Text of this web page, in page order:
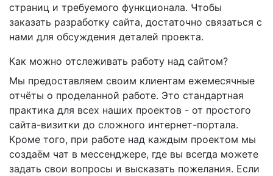
страниц и требуемого функционала. Чтобы
заказать разработку сайта, достаточно связаться с
нами для обсуждения деталей проекта.
Как можно отслеживать работу над сайтом?
Мы предоставляем своим клиентам ежемесячные
отчёты о проделанной работе. Это стандартная
практика для всех наших проектов - от простого
сайта-визитки до сложного интернет-портала.
Кроме того, при работе над каждым проектом мы
создаём чат в мессенджере, где вы всегда можете
задать свои вопросы и высказать пожелания. Если